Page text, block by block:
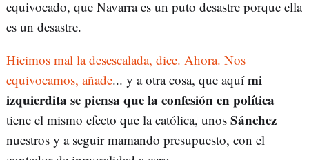
equivocado, que Navarra es un puto desastre porque ella
es un desastre.
Hicimos mal la desescalada, dice. Ahora. Nos
equivocamos, añade... y a otra cosa, que aquími
izquierdita se piensa que la confesión en política
tiene el mismo efecto que la católica, unos Sánchez
nuestros y a seguir mamando presupuesto, con el